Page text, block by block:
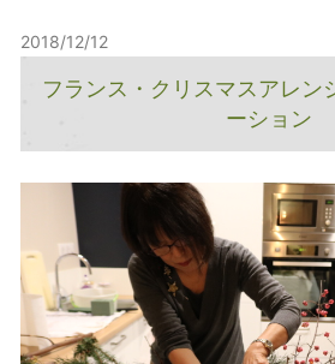
2018/12/12
フランス・クリスマスアレン
ーション